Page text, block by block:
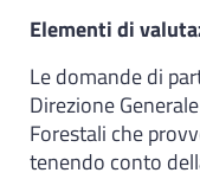
Elementi di
Le domande di
Direzione
Forestali che
tenendo conto